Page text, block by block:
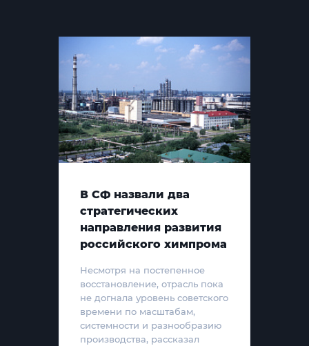
В СФ назвали два
стратегических
направления развития
российского химпрома
Несмотря на постепенное
восстановление, отрасль пока
не догнала уровень советского
времени по масштабам,
системности и разнообразию
производства, рассказал